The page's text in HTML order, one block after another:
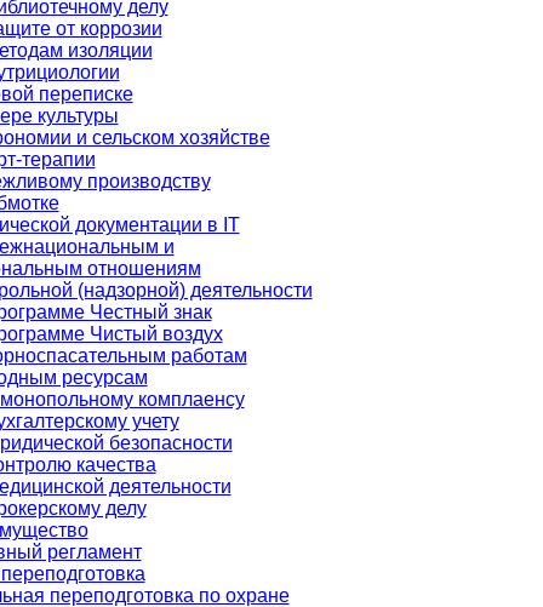
делу
от коррозии
изоляции
переписке
культуры
и сельском хозяйстве
терапии
производству
документации в IT
и
отношениям
(надзорной) деятельности
Честный знак
Чистый воздух
работам
ресурсам
комплаенсу
учету
безопасности
качества
деятельности
делу
регламент
переподготовка по охране